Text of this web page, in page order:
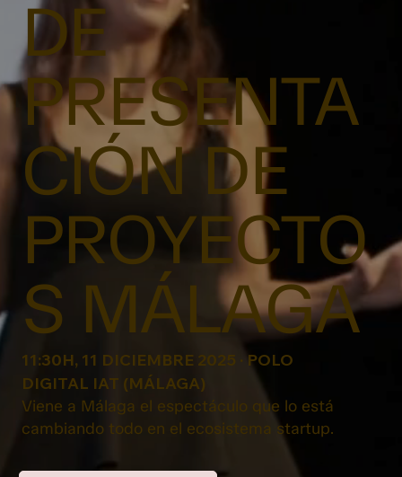
DE
PRESENTA
CIÓN DE
PROYECTO
S MÁLAGA
11:30H, 11 DICIEMBRE 2025 · POLO
DIGITAL IAT (MÁLAGA)
Viene a Málaga el espectáculo que lo está
cambiando todo en el ecosistema startup.